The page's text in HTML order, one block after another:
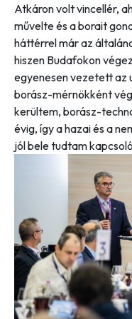
Atkáron volt vincellér,
művelte és a borait
háttérrel már az
hiszen Budafokon
egyenesen vezetett az
borász-mérnökként
kerültem, borász-
évig, így a hazai és a
jól bele tudtam